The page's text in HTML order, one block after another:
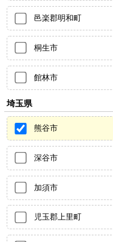
邑楽郡明和町
桐生市
館林市
埼玉県
熊谷市
深谷市
加須市
児玉郡上里町